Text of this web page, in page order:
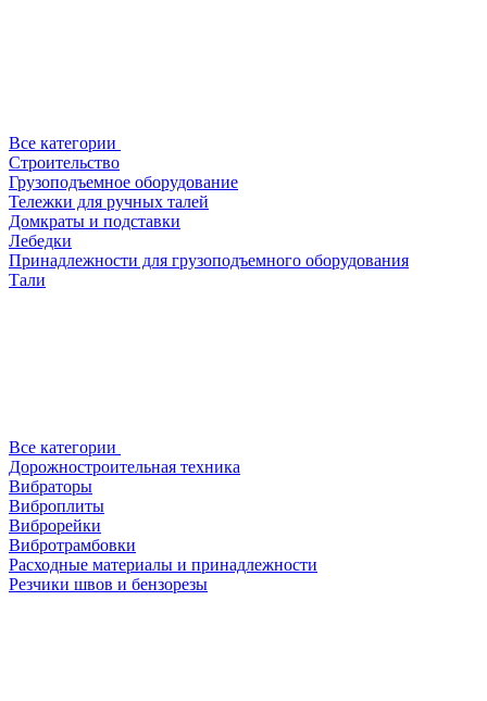
Все категории
Строительство
Грузоподъемное оборудование
Тележки для ручных талей
Домкраты и подставки
Лебедки
Принадлежности для грузоподъемного оборудования
Тали
Все категории
Дорожностроительная техника
Вибраторы
Виброплиты
Виброрейки
Вибротрамбовки
Расходные материалы и принадлежности
Резчики швов и бензорезы